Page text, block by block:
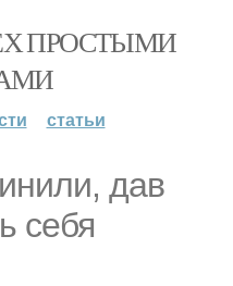
ПРОСТЫМИ
статьи
дав
себя